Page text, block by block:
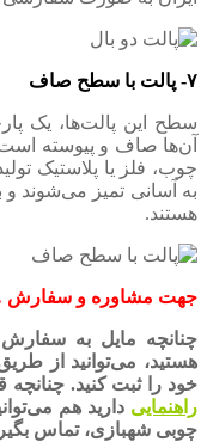
۷- پالت با سطح صاف
سطح این پالت‌ها، یک
آن‌ها صاف و پیوسته
چوب، فلز یا پلاستیک
به آسانی تمیز می‌شوند و
هستند.
جهت مشاوره و
چنانچه مایل به سفارش
هستید، می‌توانید از
خود را ثبت کنید.
راهنمایی دارید هم
چوبی شهبازی، تماس